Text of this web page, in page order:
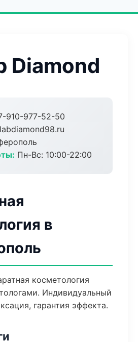
Diamond
910-977-52-50
Пн-Вс: 10:00-22:00
в
косметология
Индивидуальный
гарантия эффекта.